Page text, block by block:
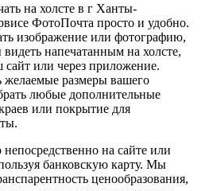
на холсте в г Ханты-
ФотоПочта просто и удобно.
изображение или фотографию,
напечатанным на холсте,
сайт или через приложение.
желаемые размеры вашего
любые дополнительные
или покрытие для
на сайте или
банковскую карту. Мы
ценообразования,